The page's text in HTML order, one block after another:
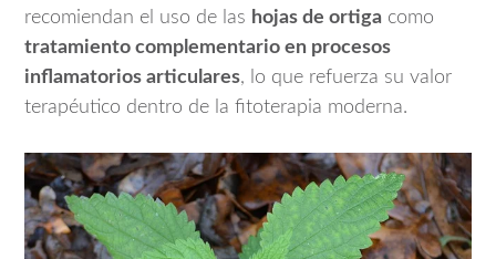
recomiendan el uso de las hojas de ortiga como
tratamiento complementario en procesos
inflamatorios articulares, lo que refuerza su valor
terapéutico dentro de la fitoterapia moderna.